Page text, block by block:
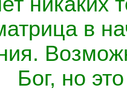
в
Бог, но